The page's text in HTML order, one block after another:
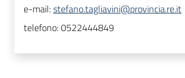
e-mail:stefano.tagliavini@provincia.re.it
telefono:0522444849